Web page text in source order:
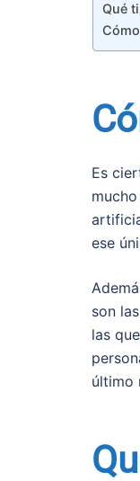
Qué
Es
ese
son
las
último